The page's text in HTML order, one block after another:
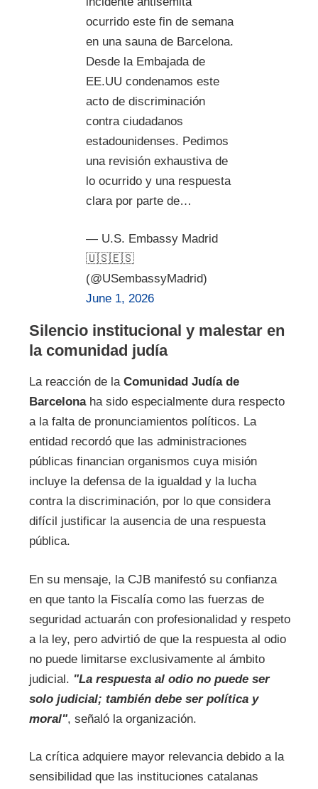
ocurrido este fin de semana
en una sauna de Barcelona.
Desde la Embajada de
EE.UU condenamos este
acto de discriminación
contra ciudadanos
estadounidenses. Pedimos
una revisión exhaustiva de
lo ocurrido y una respuesta
clara por parte de…
— U.S. Embassy Madrid
🇺🇸🇪🇸
(@USembassyMadrid)
June 1, 2026
Silencio institucional y malestar en
la comunidad judía
La reacción de la Comunidad Judía de
Barcelonaha sido especialmente dura respecto
a la falta de pronunciamientos políticos. La
entidad recordó que las administraciones
públicas financian organismos cuya misión
incluye la defensa de la igualdad y la lucha
contra la discriminación, por lo que considera
difícil justificar la ausencia de una respuesta
pública.
En su mensaje, la CJB manifestó su confianza
en que tanto la Fiscalía como las fuerzas de
seguridad actuarán con profesionalidad y respeto
a la ley, pero advirtió de que la respuesta al odio
no puede limitarse exclusivamente al ámbito
judicial. "La respuesta al odio no puede ser
solo judicial; también debe ser política y
moral", señaló la organización.
La crítica adquiere mayor relevancia debido a la
sensibilidad que las instituciones catalanas